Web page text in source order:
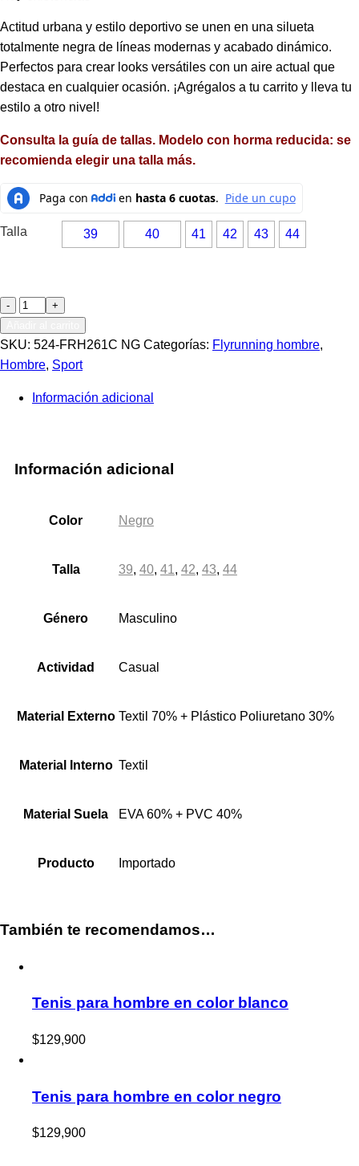
Actitud urbana y estilo deportivo se unen en una silueta
totalmente negra de líneas modernas y acabado dinámico.
Perfectos para crear looks versátiles con un aire actual que
destaca en cualquier ocasión. ¡Agrégalos a tu carrito y lleva tu
estilo a otro nivel!
Consulta la guía de tallas. Modelo con horma reducida: se
recomienda elegir una talla más.
Talla 39 40 41 42 43 44
Tenis
hombre
en
negro
SKU: 524-FRH261C NG Categorías: Flyrunning hombre,
Hombre, Sport
Información adicional
Información adicional
Color Negro
Talla 39, 40, 41, 42, 43, 44
Género Masculino
Actividad Casual
Material Externo Textil 70% + Plástico Poliuretano 30%
Material Interno Textil
Material Suela EVA 60% + PVC 40%
Producto Importado
También te recomendamos…
Tenis para hombre en color blanco
$129,900
Tenis para hombre en color negro
$129,900